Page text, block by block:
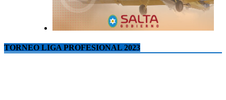
TORNEO LIGA PROFESIONAL 2023